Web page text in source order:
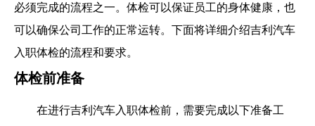
必须完成的流程之一。体检可以保证员工的身体健康，也
可以确保公司工作的正常运转。下面将详细介绍吉利汽车
入职体检的流程和要求。
体检前准备
在进行吉利汽车入职体检前，需要完成以下准备工